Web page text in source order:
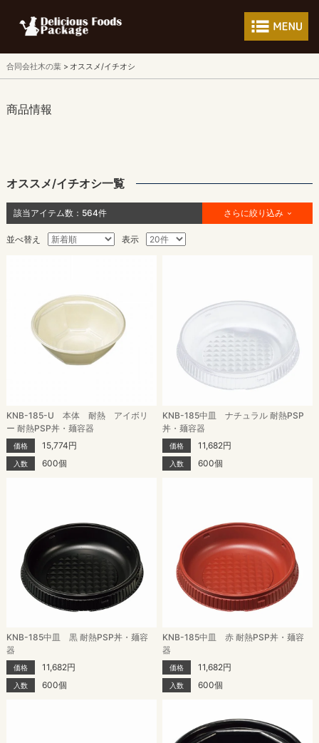
フードパッケー
合同会社木の葉 オススメ/イチオシ
商品情報
オススメ/イチオシ一覧
該当アイテム数： 564件 さらに絞り込み
並べ替え 表示
KNB-185-U 本体 耐熱 アイボリ
ー 耐熱PSP丼・麺容器
価格 15,774円
入数 600個
KNB-185中皿 ナチュラル 耐熱PSP
丼・麺容器
価格 11,682円
入数 600個
KNB-185中皿 黒 耐熱PSP丼・麺容
器
価格 11,682円
入数 600個
KNB-185中皿 赤 耐熱PSP丼・麺容
器
価格 11,682円
入数 600個